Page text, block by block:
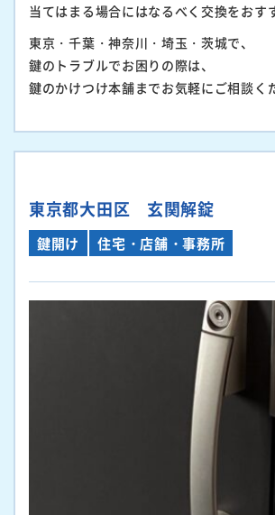
当てはまる場合にはなるべく交換をおす
東京・千葉・神奈川・埼玉・茨城で、
鍵のトラブルでお困りの際は、
鍵のかけつけ本舗までお気軽にご相談く
東京都大田区 玄関解錠
鍵開け 住宅・店舗・事務所